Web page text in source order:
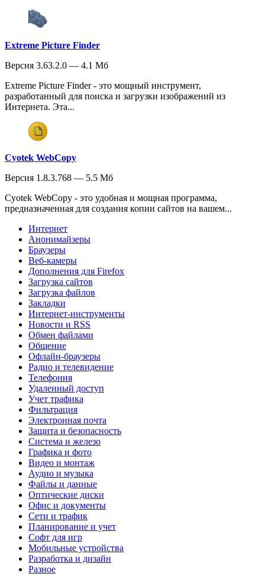
Extreme Picture Finder
Версия 3.63.2.0 — 4.1 Мб
Extreme Picture Finder - это мощный инструмент,
разработанный для поиска и загрузки изображений из
Интернета. Эта...
Cyotek WebCopy
Версия 1.8.3.768 — 5.5 Мб
Cyotek WebCopy - это удобная и мощная программа,
предназначенная для создания копии сайтов на вашем...
Интернет
Анонимайзеры
Браузеры
Веб-камеры
Дополнения для Firefox
Загрузка сайтов
Загрузка файлов
Закладки
Интернет-инструменты
Новости и RSS
Обмен файлами
Общение
Офлайн-браузеры
Радио и телевидение
Телефония
Удаленный доступ
Учет трафика
Фильтрация
Электронная почта
Защита и безопасность
Система и железо
Графика и фото
Видео и монтаж
Аудио и музыка
Файлы и данные
Оптические диски
Офис и документы
Сети и трафик
Планирование и учет
Софт для игр
Мобильные устройства
Разработка и дизайн
Разное